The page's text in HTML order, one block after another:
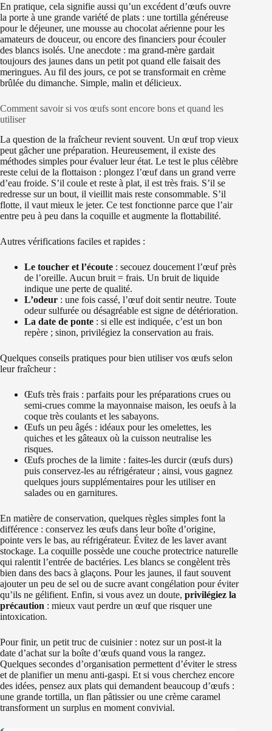
En pratique, cela signifie aussi qu’un excédent d’œufs ouvre
la porte à une grande variété de plats : une tortilla généreuse
pour le déjeuner, une mousse au chocolat aérienne pour les
amateurs de douceur, ou encore des financiers pour écouler
des blancs isolés. Une anecdote : ma grand-mère gardait
toujours des jaunes dans un petit pot quand elle faisait des
meringues. Au fil des jours, ce pot se transformait en crème
brûlée du dimanche. Simple, malin et délicieux.
Comment savoir si vos œufs sont encore bons et quand les
utiliser
La question de la fraîcheur revient souvent. Un œuf trop vieux
peut gâcher une préparation. Heureusement, il existe des
méthodes simples pour évaluer leur état. Le test le plus célèbre
reste celui de la flottaison : plongez l’œuf dans un grand verre
d’eau froide. S’il coule et reste à plat, il est très frais. S’il se
redresse sur un bout, il vieillit mais reste consommable. S’il
flotte, il vaut mieux le jeter. Ce test fonctionne parce que l’air
entre peu à peu dans la coquille et augmente la flottabilité.
Autres vérifications faciles et rapides :
Le toucher et l’écoute : secouez doucement l’œuf près
de l’oreille. Aucun bruit = frais. Un bruit de liquide
indique une perte de qualité.
L’odeur : une fois cassé, l’œuf doit sentir neutre. Toute
odeur sulfurée ou désagréable est signe de détérioration.
La date de ponte : si elle est indiquée, c’est un bon
repère ; sinon, privilégiez la conservation au frais.
Quelques conseils pratiques pour bien utiliser vos œufs selon
leur fraîcheur :
Œufs très frais : parfaits pour les préparations crues ou
semi-crues comme la mayonnaise maison, les oeufs à la
coque très coulants et les sabayons.
Œufs un peu âgés : idéaux pour les omelettes, les
quiches et les gâteaux où la cuisson neutralise les
risques.
Œufs proches de la limite : faites-les durcir (œufs durs)
puis conservez-les au réfrigérateur ; ainsi, vous gagnez
quelques jours supplémentaires pour les utiliser en
salades ou en garnitures.
En matière de conservation, quelques règles simples font la
différence : conservez les œufs dans leur boîte d’origine,
pointe vers le bas, au réfrigérateur. Évitez de les laver avant
stockage. La coquille possède une couche protectrice naturelle
qui ralentit l’entrée de bactéries. Les blancs se congèlent très
bien dans des bacs à glaçons. Pour les jaunes, il faut souvent
ajouter un peu de sel ou de sucre avant congélation pour éviter
qu’ils ne gélifient. Enfin, si vous avez un doute, privilégiez la
précaution : mieux vaut perdre un œuf que risquer une
intoxication.
Pour finir, un petit truc de cuisinier : notez sur un post-it la
date d’achat sur la boîte d’œufs quand vous la rangez.
Quelques secondes d’organisation permettent d’éviter le stress
et de planifier un menu anti-gaspi. Et si vous cherchez encore
des idées, pensez aux plats qui demandent beaucoup d’œufs :
une grande tortilla, un flan pâtissier ou une crème caramel
transforment un surplus en moment convivial.